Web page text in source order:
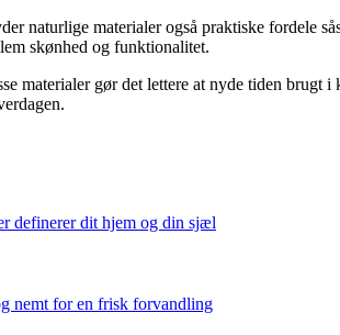
naturlige materialer også praktiske fordele
skønhed og funktionalitet.
materialer gør det lettere at nyde tiden
definerer dit hjem og din sjæl
nemt for en frisk forvandling